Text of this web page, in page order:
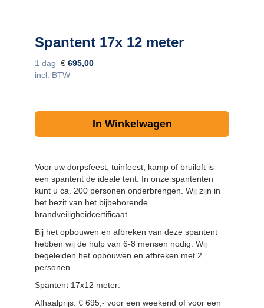
Spantent 17x 12 meter
1 dag € 695,00
incl. BTW
In Winkelwagen
Voor uw dorpsfeest, tuinfeest, kamp of bruiloft is
een spantent de ideale tent. In onze spantenten
kunt u ca. 200 personen onderbrengen. Wij zijn in
het bezit van het bijbehorende
brandveiligheidcertificaat.
Bij het opbouwen en afbreken van deze spantent
hebben wij de hulp van 6-8 mensen nodig. Wij
begeleiden het opbouwen en afbreken met 2
personen.
Spantent 17x12 meter:
Afhaalprijs: € 695,- voor een weekend of voor een